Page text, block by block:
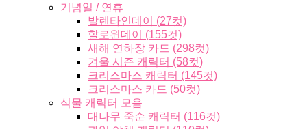
기념일 / 연휴
발렌타인데이 (27컷)
할로윈데이 (155컷)
새해 연하장 카드 (298컷)
겨울 시즌 캐릭터 (58컷)
크리스마스 캐릭터 (145컷)
크리스마스 카드 (50컷)
식물 캐릭터 모음
대나무 죽순 캐릭터 (116컷)